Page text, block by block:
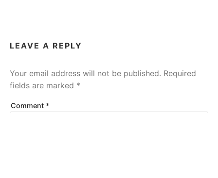
LEAVE A REPLY
Your email address will not be published. Required
fields are marked *
Comment *